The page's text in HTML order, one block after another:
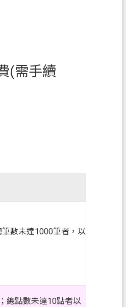
(需手續
數未達1000筆者，以
總點數未達10點者以